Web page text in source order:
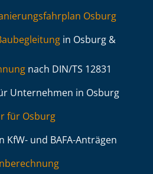
Osburg
in Osburg &
nach DIN/TS 12831
Unternehmen in Osburg
für Osburg
KfW- und BAFA-Anträgen